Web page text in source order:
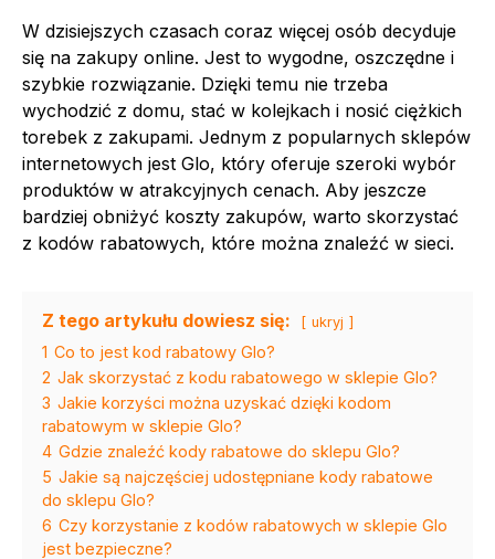
W dzisiejszych czasach coraz więcej osób decyduje
się na zakupy online. Jest to wygodne, oszczędne i
szybkie rozwiązanie. Dzięki temu nie trzeba
wychodzić z domu, stać w kolejkach i nosić ciężkich
torebek z zakupami. Jednym z popularnych sklepów
internetowych jest Glo, który oferuje szeroki wybór
produktów w atrakcyjnych cenach. Aby jeszcze
bardziej obniżyć koszty zakupów, warto skorzystać
z kodów rabatowych, które można znaleźć w sieci.
Z tego artykułu dowiesz się: ukryj
1 Co to jest kod rabatowy Glo?
2 Jak skorzystać z kodu rabatowego w sklepie Glo?
3 Jakie korzyści można uzyskać dzięki kodom
rabatowym w sklepie Glo?
4 Gdzie znaleźć kody rabatowe do sklepu Glo?
5 Jakie są najczęściej udostępniane kody rabatowe
do sklepu Glo?
6 Czy korzystanie z kodów rabatowych w sklepie Glo
jest bezpieczne?